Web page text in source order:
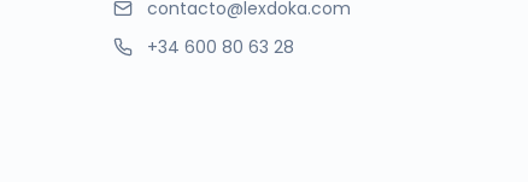
contacto@lexdoka.com
+34 600 80 63 28